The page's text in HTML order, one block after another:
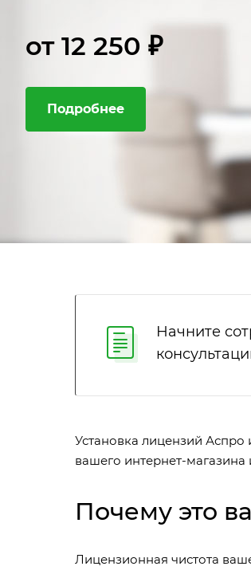
от 12 250 ₽
Подробнее
Начните
Установка лицензий Аспро
вашего интернет-
Почему это
Лицензионная чистота